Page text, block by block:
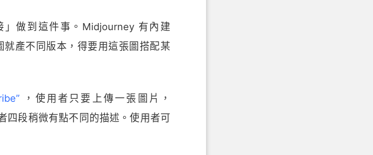
做到這件事。Midjourney 有內建
產不同版本，得要用這張圖搭配某
，使用者只要上傳一張圖片，
四段稍微有點不同的描述。使用者可